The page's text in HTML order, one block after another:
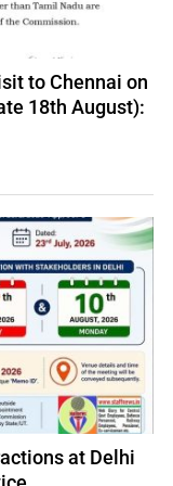
to Chennai on
18th August):
at Delhi